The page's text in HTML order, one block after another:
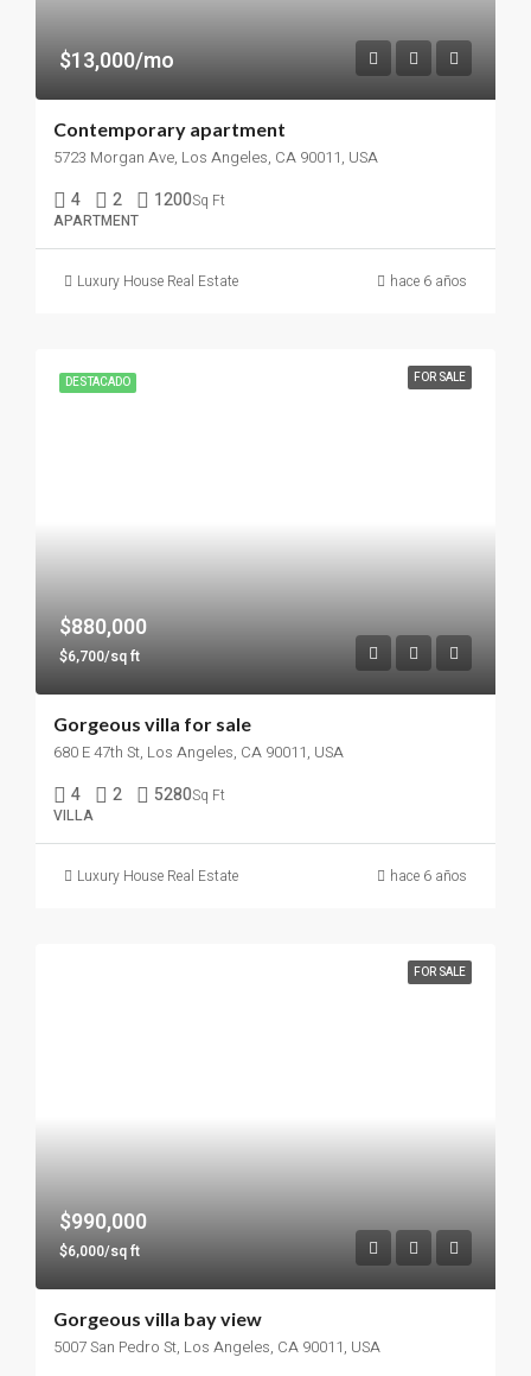
$13,000/mo
Contemporary apartment
5723 Morgan Ave, Los Angeles, CA 90011, USA
4 2 1200Sq Ft
APARTMENT
Luxury House Real Estate hace 6 años
DESTACADO FOR SALE
$880,000
$6,700/sq ft
Gorgeous villa for sale
680 E 47th St, Los Angeles, CA 90011, USA
4 2 5280Sq Ft
VILLA
Luxury House Real Estate hace 6 años
FOR SALE
$990,000
$6,000/sq ft
Gorgeous villa bay view
5007 San Pedro St, Los Angeles, CA 90011, USA